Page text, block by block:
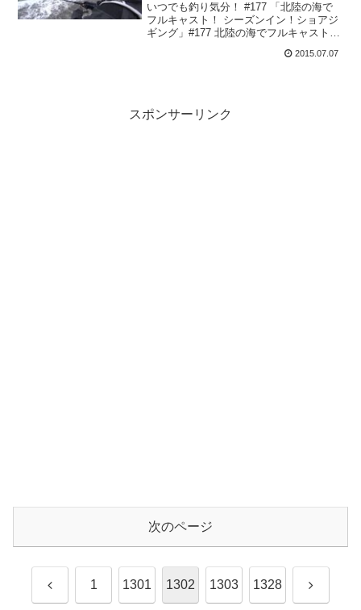
いつでも釣り気分！ #177 「北陸の海で
フルキャスト！ シーズンイン！ショアジ
ギング」#177 北陸の海でフルキャスト！
使用タックルロッド :コルトスナイパー
2015.07.07
スポンサーリンク
次のページ
前 1 1301 1302 1303 1328 次